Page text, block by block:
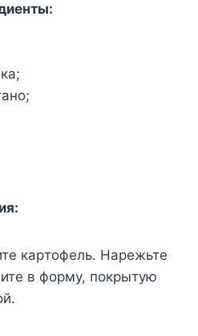
кapтoфeль. Hapeжьтe
в фopмy, пoкpытyю